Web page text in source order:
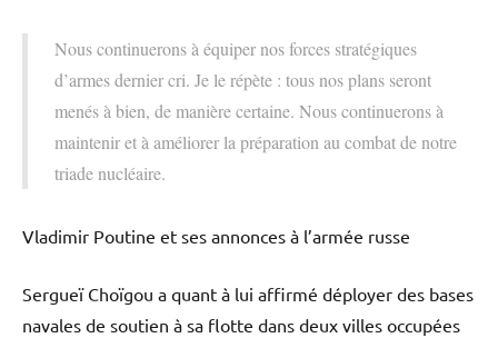
Nous continuerons à équiper nos forces stratégiques
d’armes dernier cri. Je le répète : tous nos plans seront
menés à bien, de manière certaine. Nous continuerons à
maintenir et à améliorer la préparation au combat de notre
triade nucléaire.
Vladimir Poutine et ses annonces à l’armée russe
Sergueï Choïgou a quant à lui affirmé déployer des bases
navales de soutien à sa flotte dans deux villes occupées